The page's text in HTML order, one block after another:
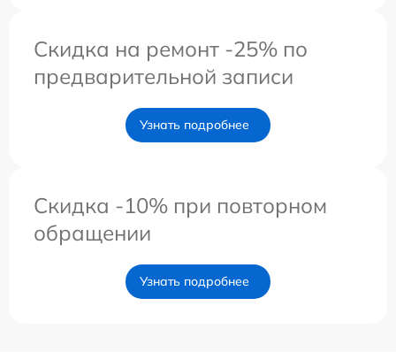
Скидка на ремонт -25% по
предварительной записи
Узнать подробнее
Скидка -10% при повторном
обращении
Узнать подробнее